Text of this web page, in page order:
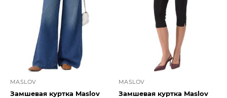
MASLOV
Замшевая куртка Maslov
MASLOV
Замшевая куртка Maslov